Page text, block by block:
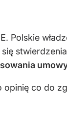
Polskie
opinię co do